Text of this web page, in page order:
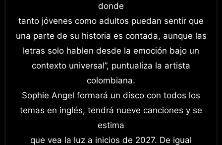
donde
tanto jóvenes como adultos puedan sentir que
una parte de su historia es contada, aunque las
letras solo hablen desde la emoción bajo un
contexto universal”, puntualiza la artista
colombiana.
Sophie Angel formará un disco con todos los
temas en inglés, tendrá nueve canciones y se
estima
que vea la luz a inicios de 2027. De igual